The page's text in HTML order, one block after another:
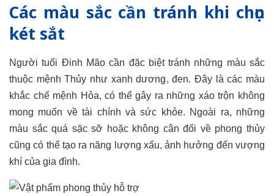
Các màu sắc cần tránh khi chọn
két sắt
Người tuổi Đinh Mão cần đặc biệt tránh những màu sắc
thuộc mệnh Thủy như xanh dương, đen. Đây là các màu
khắc chế mệnh Hỏa, có thể gây ra những xáo trộn không
mong muốn về tài chính và sức khỏe. Ngoài ra, những
màu sắc quá sặc sỡ hoặc không cân đối về phong thủy
cũng có thể tạo ra năng lượng xấu, ảnh hưởng đến vượng
khí của gia đình.